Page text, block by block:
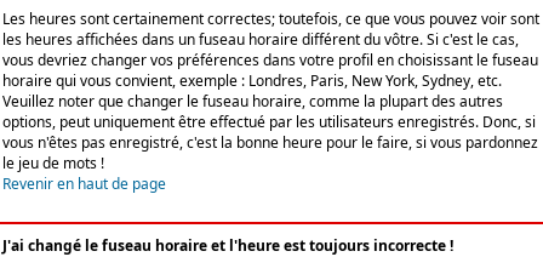
Les heures sont certainement correctes; toutefois, ce que vous pouvez voir sont
les heures affichées dans un fuseau horaire différent du vôtre. Si c'est le cas,
vous devriez changer vos préférences dans votre profil en choisissant le fuseau
horaire qui vous convient, exemple : Londres, Paris, New York, Sydney, etc.
Veuillez noter que changer le fuseau horaire, comme la plupart des autres
options, peut uniquement être effectué par les utilisateurs enregistrés. Donc, si
vous n'êtes pas enregistré, c'est la bonne heure pour le faire, si vous pardonnez
le jeu de mots !
Revenir en haut de page
J'ai changé le fuseau horaire et l'heure est toujours incorrecte !